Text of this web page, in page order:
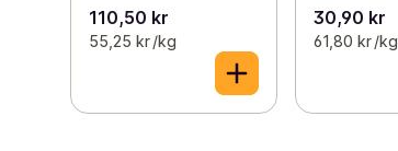
110,50 kr
55,25 kr /kg
30,90 kr
61,80 kr /kg